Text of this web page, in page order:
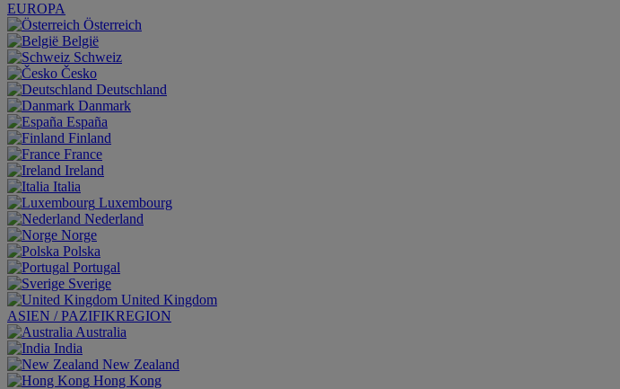
EUROPA
Österreich
België
Schweiz
Česko
Deutschland
Danmark
España
Finland
France
Ireland
Italia
Luxembourg
Nederland
Norge
Polska
Portugal
Sverige
United Kingdom
ASIEN / PAZIFIKREGION
Australia
India
New Zealand
Hong Kong